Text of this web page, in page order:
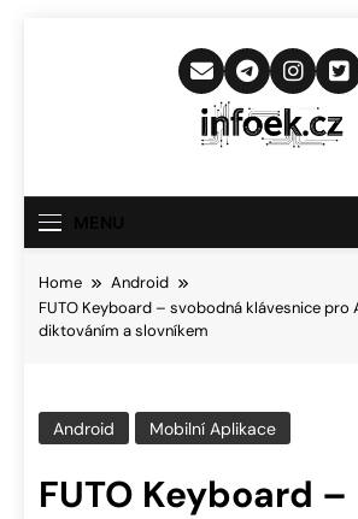
Home
Android
FUTO Keyboard – svobodná klávesnice pro
diktováním a slovníkem
Android Mobilní Aplikace
FUTO Keyboard –